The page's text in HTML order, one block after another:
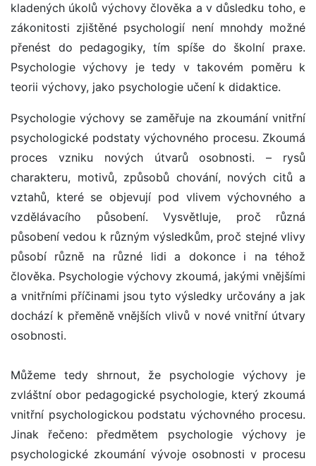
kladených úkolů výchovy člověka a v důsledku toho, e
zákonitosti zjištěné psychologií není mnohdy možné
přenést do pedagogiky, tím spíše do školní praxe.
Psychologie výchovy je tedy v takovém poměru k
teorii výchovy, jako psychologie učení k didaktice.
Psychologie výchovy se zaměřuje na zkoumání vnitřní
psychologické podstaty výchovného procesu. Zkoumá
proces vzniku nových útvarů osobnosti. – rysů
charakteru, motivů, způsobů chování, nových citů a
vztahů, které se objevují pod vlivem výchovného a
vzdělávacího působení. Vysvětluje, proč různá
působení vedou k různým výsledkům, proč stejné vlivy
působí různě na různé lidi a dokonce i na téhož
člověka. Psychologie výchovy zkoumá, jakými vnějšími
a vnitřními příčinami jsou tyto výsledky určovány a jak
dochází k přeměně vnějších vlivů v nové vnitřní útvary
osobnosti.
Můžeme tedy shrnout, že psychologie výchovy je
zvláštní obor pedagogické psychologie, který zkoumá
vnitřní psychologickou podstatu výchovného procesu.
Jinak řečeno: předmětem psychologie výchovy je
psychologické zkoumání vývoje osobnosti v procesu